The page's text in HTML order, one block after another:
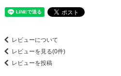
レビューについて
レビューを見る(0件)
レビューを投稿